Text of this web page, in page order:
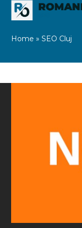
Open
mobile
menu
Close
mobile
menu
Home »SEO Cluj